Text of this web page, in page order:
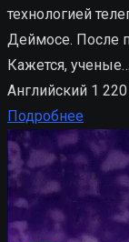
технологией
Деймосе. После
Кажется, ученые…
Английский 1
Подробнее